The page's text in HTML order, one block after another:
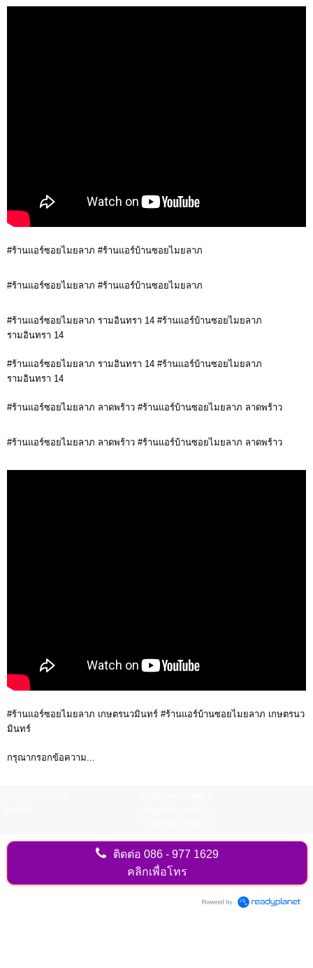
#ร้านแอร์ซอยไมยลาภ #ร้านแอร์บ้านซอยไมยลาภ
#ร้านแอร์ซอยไมยลาภ #ร้านแอร์บ้านซอยไมยลาภ
#ร้านแอร์ซอยไมยลาภ รามอินทรา 14 #ร้านแอร์บ้านซอยไมยลาภ
รามอินทรา 14
#ร้านแอร์ซอยไมยลาภ รามอินทรา 14 #ร้านแอร์บ้านซอยไมยลาภ
รามอินทรา 14
#ร้านแอร์ซอยไมยลาภ ลาดพร้าว #ร้านแอร์บ้านซอยไมยลาภ ลาดพร้าว
#ร้านแอร์ซอยไมยลาภ ลาดพร้าว #ร้านแอร์บ้านซอยไมยลาภ ลาดพร้าว
#ร้านแอร์ซอยไมยลาภ เกษตรนวมินทร์ #ร้านแอร์บ้านซอยไมยลาภ เกษตรนว
มินทร์
กรุณากรอกข้อความ...
ติดต่อ 086 - 977 1629
คลิกเพื่อโทร